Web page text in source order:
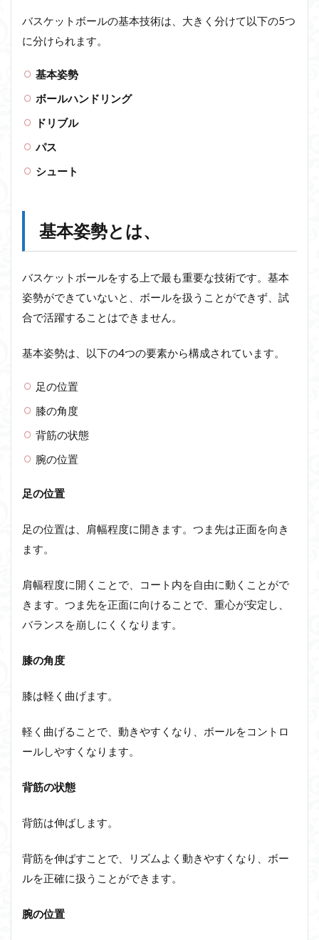
バスケットボールの基本技術は、大きく分けて以下の5つ
に分けられます。
基本姿勢
ボールハンドリング
ドリブル
パス
シュート
基本姿勢とは、
バスケットボールをする上で最も重要な技術です。基本
姿勢ができていないと、ボールを扱うことができず、試
合で活躍することはできません。
基本姿勢は、以下の4つの要素から構成されています。
足の位置
膝の角度
背筋の状態
腕の位置
足の位置
足の位置は、肩幅程度に開きます。つま先は正面を向き
ます。
肩幅程度に開くことで、コート内を自由に動くことがで
きます。つま先を正面に向けることで、重心が安定し、
バランスを崩しにくくなります。
膝の角度
膝は軽く曲げます。
軽く曲げることで、動きやすくなり、ボールをコントロ
ールしやすくなります。
背筋の状態
背筋は伸ばします。
背筋を伸ばすことで、リズムよく動きやすくなり、ボー
ルを正確に扱うことができます。
腕の位置